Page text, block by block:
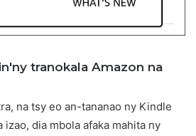
tranokala Amazon na
na tsy eo an-tananao ny Kindle
izao, dia mbola afaka mahita ny